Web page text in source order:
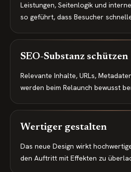
Leistungen, Seitenlogik und
so geführt, dass Besucher
SEO-Substanz schützen
Relevante Inhalte, URLs,
werden beim Relaunch bewusst
Wertiger gestalten
Das neue Design wirkt
den Auftritt mit Effekten zu